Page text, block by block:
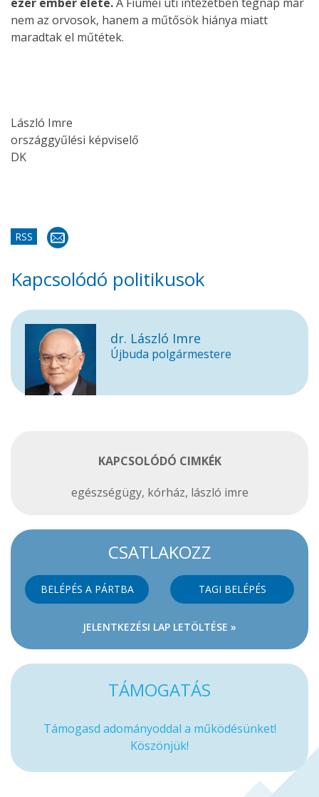
nem az orvosok, hanem a műtősök hiánya miatt
maradtak el műtétek.
László Imre
országgyűlési képviselő
DK
RSS
Kapcsolódó politikusok
dr. László Imre
Újbuda polgármestere
KAPCSOLÓDÓ CIMKÉK
egészségügy, kórház, lászló imre
CSATLAKOZZ
BELÉPÉS A PÁRTBA TAGI BELÉPÉS
JELENTKEZÉSI LAP LETÖLTÉSE »
TÁMOGATÁS
Támogasd adományoddal a működésünket!
Köszönjük!